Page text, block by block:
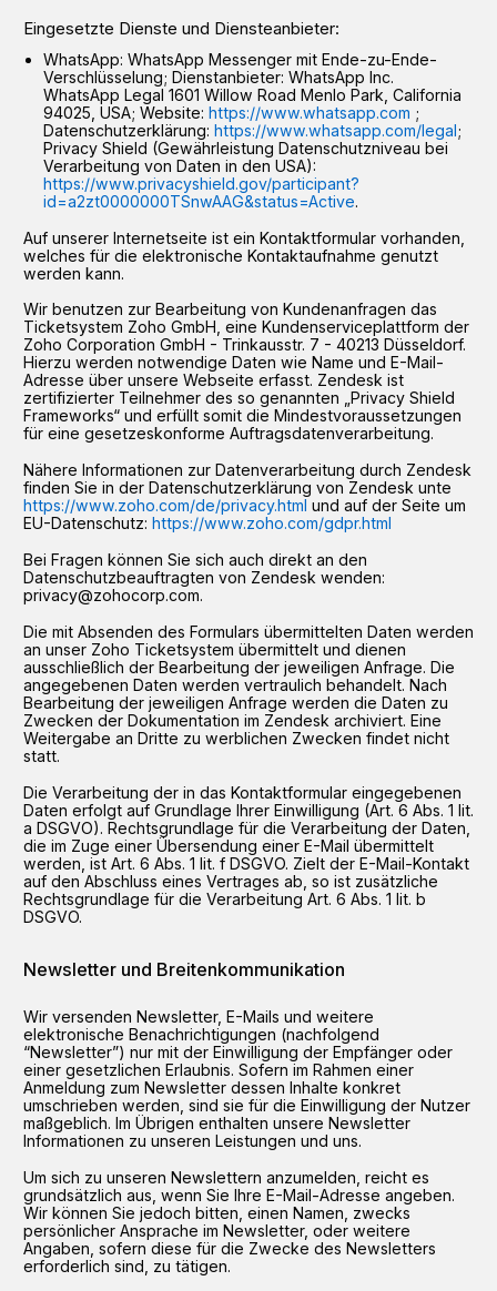
Eingesetzte Dienste und Diensteanbieter:
WhatsApp: WhatsApp Messenger mit Ende-zu-Ende-
Verschlüsselung; Dienstanbieter: WhatsApp Inc.
WhatsApp Legal 1601 Willow Road Menlo Park, California
94025, USA; Website:https://www.whatsapp.com ;
Datenschutzerklärung:https://www.whatsapp.com/legal;
Privacy Shield (Gewährleistung Datenschutzniveau bei
Verarbeitung von Daten in den USA):
https://www.privacyshield.gov/participant?
id=a2zt0000000TSnwAAG&status=Active.
Auf unserer Internetseite ist ein Kontaktformular vorhanden,
welches für die elektronische Kontaktaufnahme genutzt
werden kann.
Wir benutzen zur Bearbeitung von Kundenanfragen das
Ticketsystem Zoho GmbH, eine Kundenserviceplattform der
Zoho Corporation GmbH - Trinkausstr. 7 - 40213 Düsseldorf.
Hierzu werden notwendige Daten wie Name und E-Mail-
Adresse über unsere Webseite erfasst. Zendesk ist
zertifizierter Teilnehmer des so genannten „Privacy Shield
Frameworks“ und erfüllt somit die Mindestvoraussetzungen
für eine gesetzeskonforme Auftragsdatenverarbeitung.
Nähere Informationen zur Datenverarbeitung durch Zendesk
finden Sie in der Datenschutzerklärung von Zendesk unte
https://www.zoho.com/de/privacy.html und auf der Seite um
EU-Datenschutz: https://www.zoho.com/gdpr.html
Bei Fragen können Sie sich auch direkt an den
Datenschutzbeauftragten von Zendesk wenden:
privacy@zohocorp.com.
Die mit Absenden des Formulars übermittelten Daten werden
an unser Zoho Ticketsystem übermittelt und dienen
ausschließlich der Bearbeitung der jeweiligen Anfrage. Die
angegebenen Daten werden vertraulich behandelt. Nach
Bearbeitung der jeweiligen Anfrage werden die Daten zu
Zwecken der Dokumentation im Zendesk archiviert. Eine
Weitergabe an Dritte zu werblichen Zwecken findet nicht
statt.
Die Verarbeitung der in das Kontaktformular eingegebenen
Daten erfolgt auf Grundlage Ihrer Einwilligung (Art. 6 Abs. 1 lit.
a DSGVO). Rechtsgrundlage für die Verarbeitung der Daten,
die im Zuge einer Übersendung einer E-Mail übermittelt
werden, ist Art. 6 Abs. 1 lit. f DSGVO. Zielt der E-Mail-Kontakt
auf den Abschluss eines Vertrages ab, so ist zusätzliche
Rechtsgrundlage für die Verarbeitung Art. 6 Abs. 1 lit. b
DSGVO.
Newsletter und Breitenkommunikation
Wir versenden Newsletter, E-Mails und weitere
elektronische Benachrichtigungen (nachfolgend
“Newsletter”) nur mit der Einwilligung der Empfänger oder
einer gesetzlichen Erlaubnis. Sofern im Rahmen einer
Anmeldung zum Newsletter dessen Inhalte konkret
umschrieben werden, sind sie für die Einwilligung der Nutzer
maßgeblich. Im Übrigen enthalten unsere Newsletter
Informationen zu unseren Leistungen und uns.
Um sich zu unseren Newslettern anzumelden, reicht es
grundsätzlich aus, wenn Sie Ihre E-Mail-Adresse angeben.
Wir können Sie jedoch bitten, einen Namen, zwecks
persönlicher Ansprache im Newsletter, oder weitere
Angaben, sofern diese für die Zwecke des Newsletters
erforderlich sind, zu tätigen.